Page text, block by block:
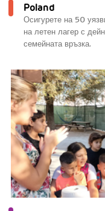
Poland
Осигурете на 50
на летен лагер с
семейната връзка.